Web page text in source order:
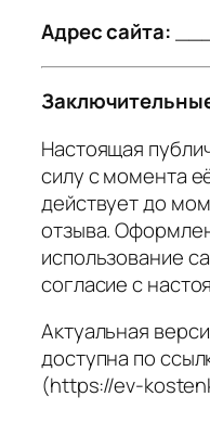
Адрес сайта:
Настоящая
силу с момента
действует до
отзыва.
использование
согласие с
Актуальная
доступна по
(https://ev-